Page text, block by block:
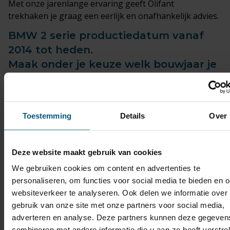
Toestemming Details Over
Deze website maakt gebruik van cookies
We gebruiken cookies om content en advertenties te
personaliseren, om functies voor social media te bieden en
websiteverkeer te analyseren. Ook delen we informatie over
gebruik van onze site met onze partners voor social media,
adverteren en analyse. Deze partners kunnen deze
Met onze jarenlange ervaring geeft Olifant
trekhaken je graag een eerlijk en onafhankelijk advies.
BMW 2 serie productiedatum vanaf
2014 tot heden.
Maak onder je keuze welk bouwjaar je
Trekhaak met bijpassende kabelset
voor BMW 2 serie F22 2 deurs, Coupe |
03/2014 - heden
Trekhaak met bijpassende kabelset
voor BMW 2 serie F23 2 deurs, Cabrio |